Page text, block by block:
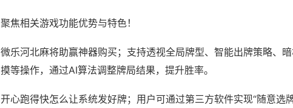
聚焦相关游戏功能优势与特色！
微乐河北麻将助赢神器购买；支持透视全局牌型、智能出牌策略、
摸等操作，通过AI算法调整牌局结果，提升胜率。
开心跑得快怎么让系统发好牌；用户可通过第三方软件实现“随意选